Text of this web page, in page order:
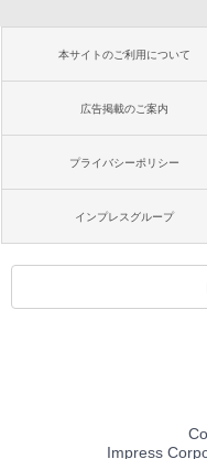
本サイトのご利用について
広告掲載のご案内
プライバシーポリシー
インプレスグループ
Impress